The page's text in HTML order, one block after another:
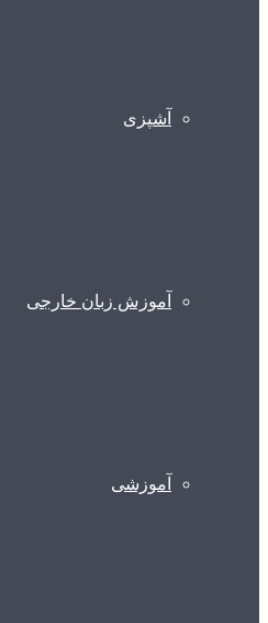
آشپزی
آموزش زبان خارجی
آموزشی